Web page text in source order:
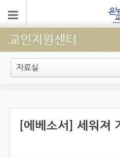
교인지원센터
자료실
[에베소서] 세워져